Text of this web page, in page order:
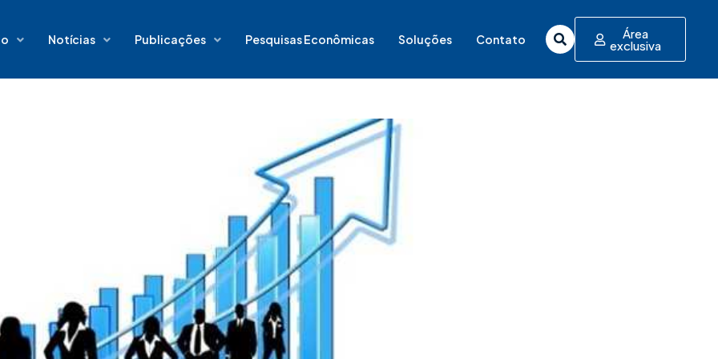
Notícias Publicações Pesquisas Econômicas Soluções Contato Área
exclusiva